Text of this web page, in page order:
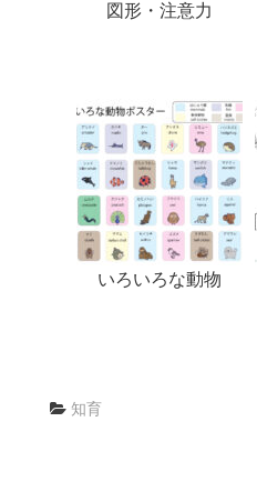
図形・注意力
いろいろな動物
知育